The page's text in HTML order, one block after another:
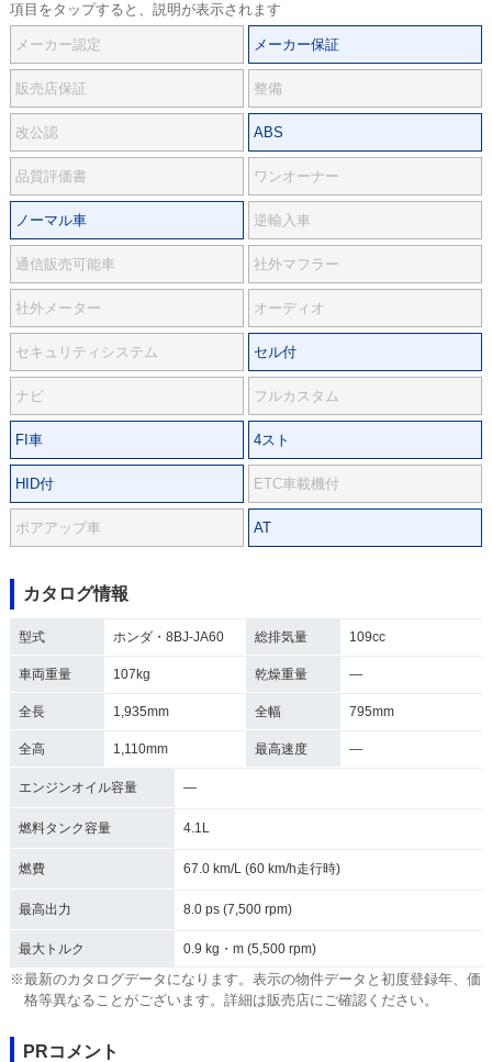
項目をタップすると、説明が表示されます
メーカー認定 メーカー保証
販売店保証 整備
改公認 ABS
品質評価書 ワンオーナー
ノーマル車 逆輸入車
通信販売可能車 社外マフラー
社外メーター オーディオ
セキュリティシステム セル付
ナビ フルカスタム
FI車 4スト
HID付 ETC車載機付
ボアアップ車 AT
カタログ情報
型式 ホンダ・8BJ-JA60 総排気量 109cc
車両重量 107kg 乾燥重量 ―
全長 1,935mm 全幅 795mm
全高 1,110mm 最高速度 ―
エンジンオイル容量 ―
燃料タンク容量 4.1L
燃費 67.0 km/L (60 km/h走行時)
最高出力 8.0 ps (7,500 rpm)
最大トルク 0.9 kg・m (5,500 rpm)
※最新のカタログデータになります。表示の物件データと初度登録年、価
格等異なることがございます。詳細は販売店にご確認ください。
PRコメント